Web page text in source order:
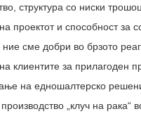
структура со ниски
проектот и способност за
ние сме добри во брзото
клиентите за прилагоден
на едношалтерско
„клуч на рака“